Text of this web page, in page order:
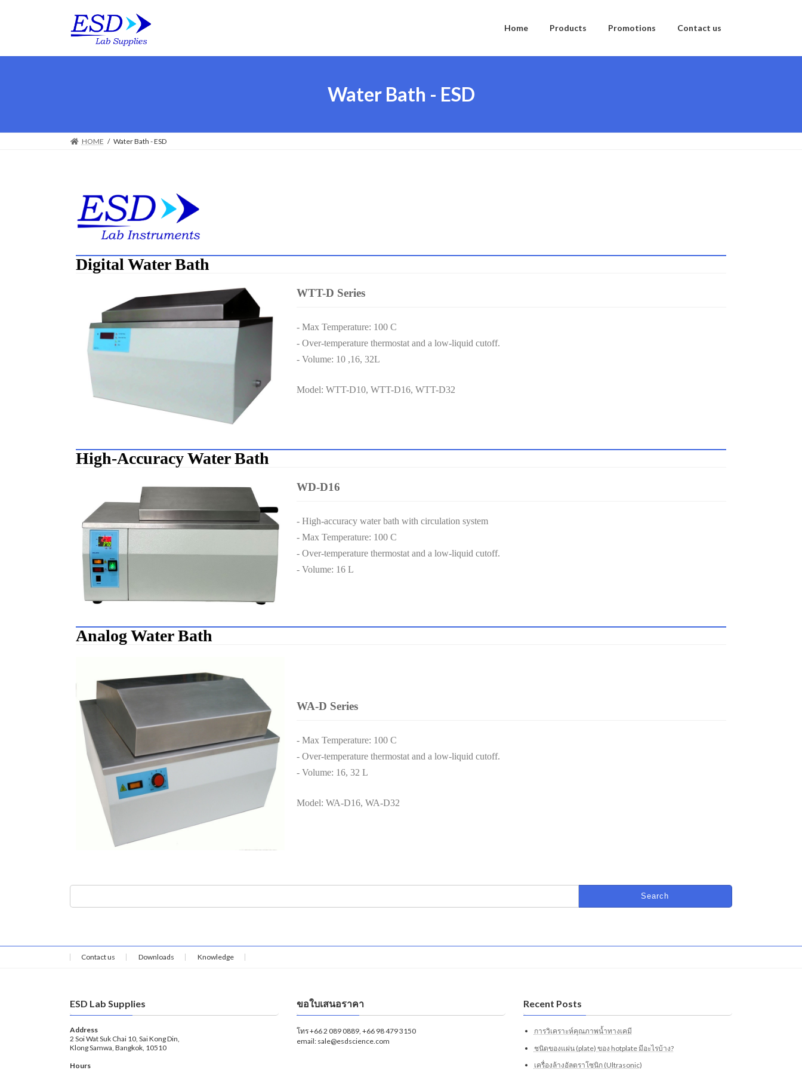
Home Products Promotions Contact us
Water Bath - ESD
HOME Water Bath - ESD
Digital Water Bath
WTT-D Series
- Max Temperature: 100 C
- Over-temperature thermostat and a low-liquid cutoff.
- Volume: 10 ,16, 32L
Model: WTT-D10, WTT-D16, WTT-D32
High-Accuracy Water Bath
WD-D16
- High-accuracy water bath with circulation system
- Max Temperature: 100 C
- Over-temperature thermostat and a low-liquid cutoff.
- Volume: 16 L
Analog Water Bath
WA-D Series
- Max Temperature: 100 C
- Over-temperature thermostat and a low-liquid cutoff.
- Volume: 16, 32 L
Model: WA-D16, WA-D32
Contact us Downloads Knowledge
ESD Lab Supplies
Address
2 Soi Wat Suk Chai 10, Sai Kong Din,
Klong Samwa, Bangkok, 10510
Hours
ขอใบเสนอราคา
โทร +66 2 089 0889, +66 98 479 3150
email: sale@esdscience.com
Recent Posts
การวิเคราะห์คุณภาพน้ำทางเคมี
ชนิดของแผ่น (plate) ของ hotplate มีอะไรบ้าง?
เครื่องล้างอัลตราโซนิก (Ultrasonic)